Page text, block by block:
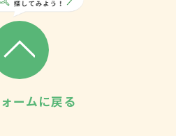
ームに戻る